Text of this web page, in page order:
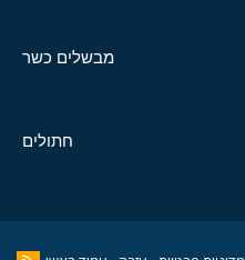
מבשלים כשר
חתולים